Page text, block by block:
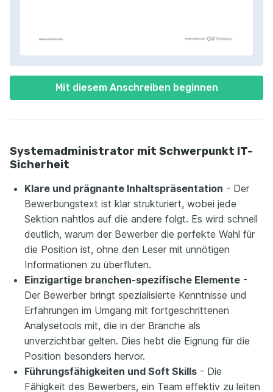
Mit diesem Anschreiben beginnen
Systemadministrator mit Schwerpunkt IT-
Sicherheit
Klare und prägnante Inhaltspräsentation - Der
Bewerbungstext ist klar strukturiert, wobei jede
Sektion nahtlos auf die andere folgt. Es wird schnell
deutlich, warum der Bewerber die perfekte Wahl für
die Position ist, ohne den Leser mit unnötigen
Informationen zu überfluten.
Einzigartige branchen-spezifische Elemente -
Der Bewerber bringt spezialisierte Kenntnisse und
Erfahrungen im Umgang mit fortgeschrittenen
Analysetools mit, die in der Branche als
unverzichtbar gelten. Dies hebt die Eignung für die
Position besonders hervor.
Führungsfähigkeiten und Soft Skills - Die
Fähigkeit des Bewerbers, ein Team effektiv zu leiten